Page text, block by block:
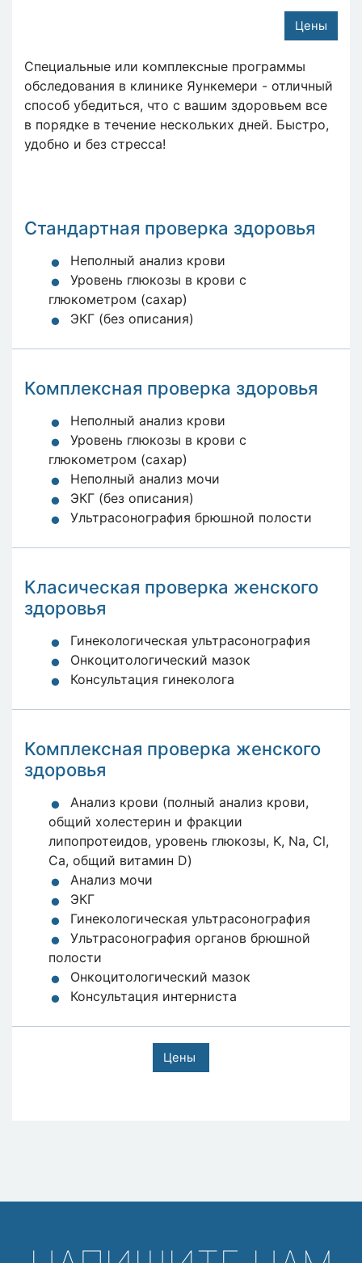
Цены
Специальные или комплексные программы
обследования в клинике Яункемери - отличный
способ убедиться, что с вашим здоровьем все
в порядке в течение нескольких дней. Быстро,
удобно и без стресса!
Стандартная проверка здоровья
Неполный анализ крови
Уровень глюкозы в крови с
глюкометром (сахар)
ЭКГ (без описания)
Комплексная проверка здоровья
Неполный анализ крови
Уровень глюкозы в крови с
глюкометром (сахар)
Неполный анализ мочи
ЭКГ (без описания)
Ультрасонография брюшной полости
Класическая проверка женского
здоровья
Гинекологическая ультрасонография
Онкоцитологический мазок
Консультация гинеколога
Комплексная проверка женского
здоровья
Анализ крови (полный анализ крови,
общий холестерин и фракции
липопротеидов, уровень глюкозы, K, Na, Cl,
Ca, общий витамин D)
Анализ мочи
ЭКГ
Гинекологическая ультрасонография
Ультрасонография органов брюшной
полости
Онкоцитологический мазок
Консультация интерниста
Цены